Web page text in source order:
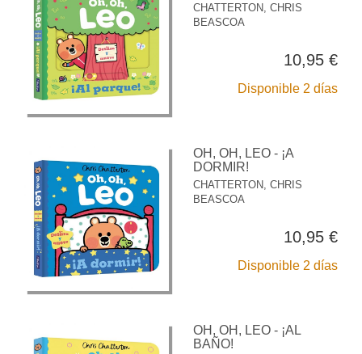
CHATTERTON, CHRIS
BEASCOA
10,95 €
Disponible 2 días
OH, OH, LEO - ¡A
DORMIR!
CHATTERTON, CHRIS
BEASCOA
10,95 €
Disponible 2 días
OH, OH, LEO - ¡AL
BAÑO!